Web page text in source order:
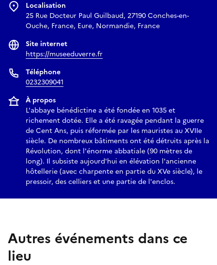
Localisation
25 Rue Docteur Paul Guilbaud, 27190 Conches-en-
Ouche, France, Eure, Normandie, France
Site internet
https://museeduverre.fr
Téléphone
0232309041
À propos
L'abbaye bénédictine a été fondée en 1035 et
richement dotée. Elle a été ravagée pendant la guerre
de Cent Ans, puis réformée par les mauristes au XVIIe
siècle. De nombreux bâtiments ont été détruits après la
Révolution, dont l'énorme abbatiale (90 mètres de
long). Il subsiste aujourd'hui en élévation l'ancienne
hôtellerie (avec charpente en partie du XVe siècle), le
pressoir, des celliers et une partie de l'enclos.
Autres événements dans ce
lieu